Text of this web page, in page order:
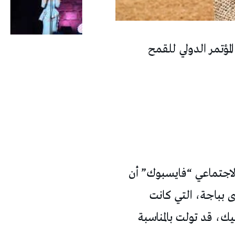
الدولي للقمح
“فايسبوك” أن
بباجة، التي كانت
قد تولت بالمناسبة